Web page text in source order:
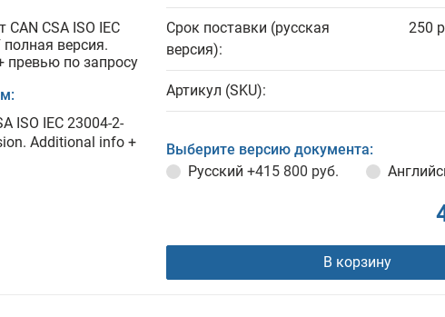
CSA ISO IEC
версия.
превью по запросу
ISO IEC 23004-2-
Additional info +
Срок поставки (русская
версия):
250
Артикул (SKU):
Выберите версию документа:
Русский +415 800 руб.
В корзину